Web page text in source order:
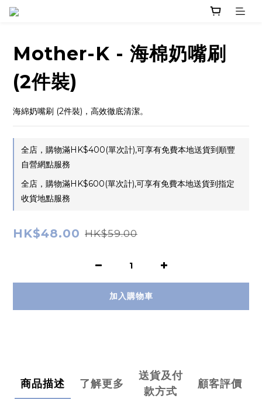
Mother-K - 海棉奶嘴刷
(2件裝)
海綿奶嘴刷 (2件裝)，高效徹底清潔。
全店，購物滿HK$400(單次計),可享有免費本地送貨到順豐
自營網點服務
全店，購物滿HK$600(單次計),可享有免費本地送貨到指定
收貨地點服務
HK$48.00 HK$59.00
加入購物車
商品描述 了解更多
送貨及付
款方式
顧客評價